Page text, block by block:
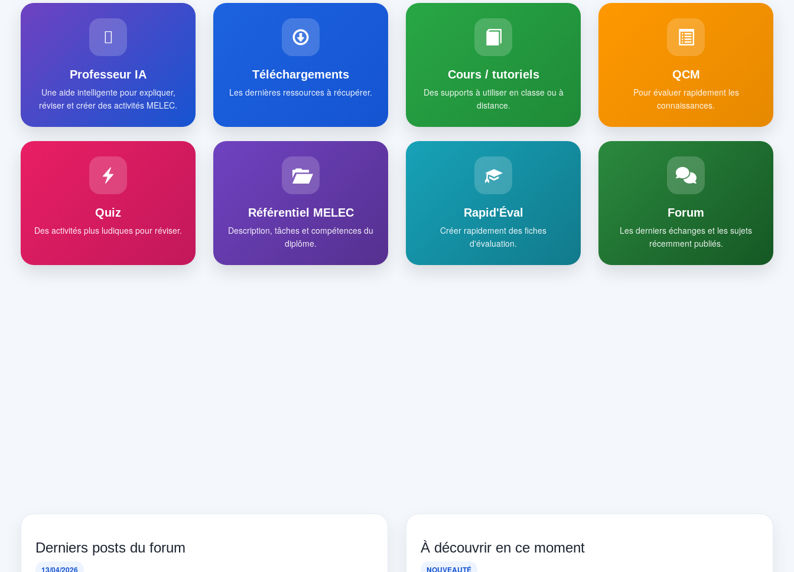
Professeur IA
Une aide intelligente pour expliquer,
réviser et créer des activités MELEC.
Téléchargements
Les dernières ressources à récupérer.
Cours / tutoriels
Des supports à utiliser en classe ou à
distance.
QCM
Pour évaluer rapidement les
connaissances.
Quiz
Des activités plus ludiques pour réviser.
Référentiel MELEC
Description, tâches et compétences du
diplôme.
Rapid'Éval
Créer rapidement des fiches
d'évaluation.
Forum
Les derniers échanges et les sujets
récemment publiés.
Derniers posts du forum
13/04/2026
À découvrir en ce moment
NOUVEAUTÉ